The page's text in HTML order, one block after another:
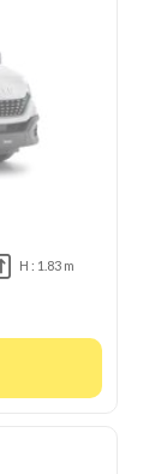
H : 1.83 m